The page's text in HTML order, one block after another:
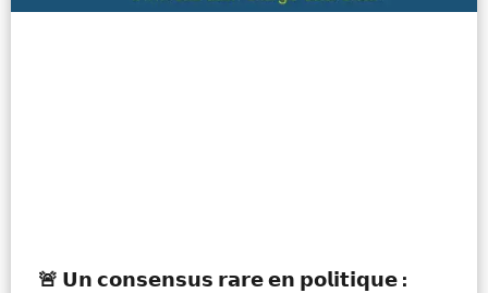
🚨 𝗨𝗻 𝗰𝗼𝗻𝘀𝗲𝗻𝘀𝘂𝘀 𝗿𝗮𝗿𝗲 𝗲𝗻 𝗽𝗼𝗹𝗶𝘁𝗶𝗾𝘂𝗲 :